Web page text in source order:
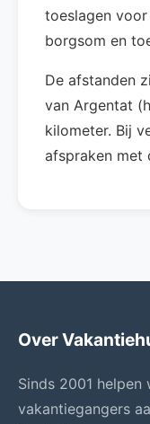
toeslagen
borgsom en
De afstanden
van Argentat
kilometer. Bij
afspraken met
Over
Sinds 2001 helpen
vakantiegangers